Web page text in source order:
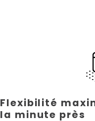
Flexibilité
la minute près